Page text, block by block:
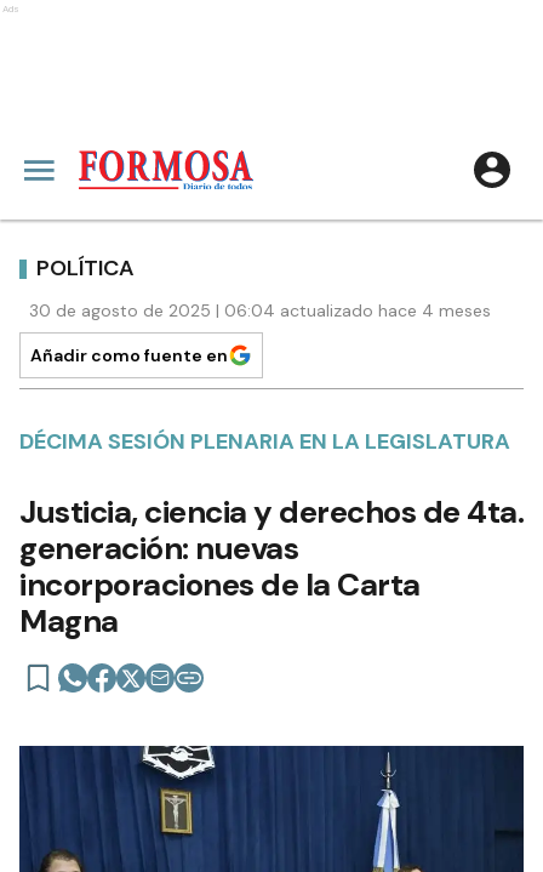
Ads
POLÍTICA
30 de agosto de 2025 | 06:04 actualizado hace 4 meses
Añadir como fuente en
DÉCIMA SESIÓN PLENARIA EN LA LEGISLATURA
Justicia, ciencia y derechos de 4ta.
generación: nuevas
incorporaciones de la Carta
Magna